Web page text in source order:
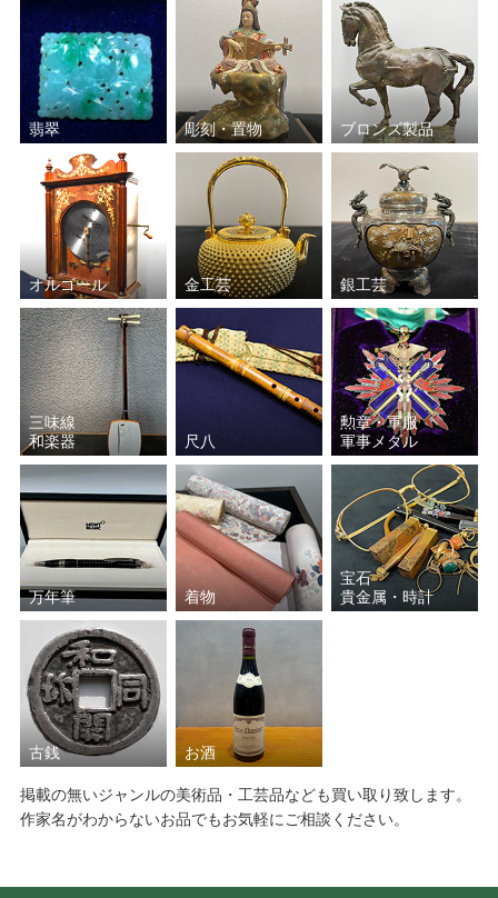
翡翠 彫刻・置物 ブロンズ製品
オルゴール 金工芸 銀工芸
三味線
和楽器
尺八
勲章・軍服
軍事メダル
万年筆 着物
宝石
貴金属・時計
古銭 お酒
掲載の無いジャンルの美術品・工芸品なども買い取り致します。
作家名がわからないお品でもお気軽にご相談ください。